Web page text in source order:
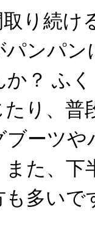
り続け
ンパ
？ ふ
り、普
ーツ
た、下
多いで